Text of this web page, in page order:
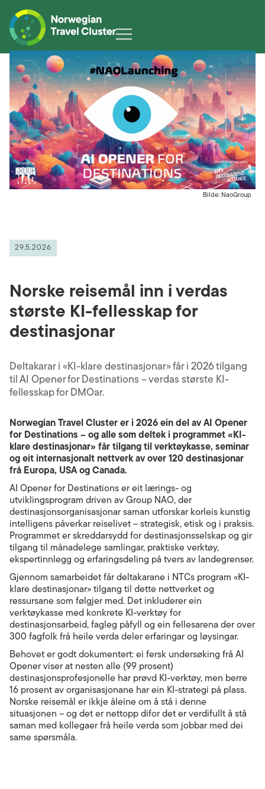
Bilde: NaoGroup
29.5.2026
Norske reisemål inn i verdas
største KI-fellesskap for
destinasjonar
Deltakarar i «KI-klare destinasjonar» får i 2026 tilgang
til AI Opener for Destinations – verdas største KI-
fellesskap for DMOar.
Norwegian Travel Cluster er i 2026 ein del av AI Opener
for Destinations – og alle som deltek i programmet «KI-
klare destinasjonar» får tilgang til verktøykasse, seminar
og eit internasjonalt nettverk av over 120 destinasjonar
frå Europa, USA og Canada.
AI Opener for Destinations er eit lærings- og
utviklingsprogram driven av Group NAO, der
destinasjonsorganisasjonar saman utforskar korleis kunstig
intelligens påverkar reiselivet – strategisk, etisk og i praksis.
Programmet er skreddarsydd for destinasjonsselskap og gir
tilgang til månadelege samlingar, praktiske verktøy,
ekspertinnlegg og erfaringsdeling på tvers av landegrenser.
Gjennom samarbeidet får deltakarane i NTCs program «KI-
klare destinasjonar» tilgang til dette nettverket og
ressursane som følgjer med. Det inkluderer ein
verktøykasse med konkrete KI-verktøy for
destinasjonsarbeid, fagleg påfyll og ein fellesarena der over
300 fagfolk frå heile verda deler erfaringar og løysingar.
Behovet er godt dokumentert: ei fersk undersøking frå AI
Opener viser at nesten alle (99 prosent)
destinasjonsprofesjonelle har prøvd KI-verktøy, men berre
16 prosent av organisasjonane har ein KI-strategi på plass.
Norske reisemål er ikkje åleine om å stå i denne
situasjonen – og det er nettopp difor det er verdifullt å stå
saman med kollegaer frå heile verda som jobbar med dei
same spørsmåla.